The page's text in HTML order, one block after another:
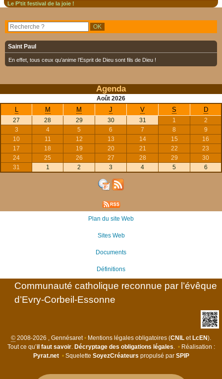
Le P’tit festival de la joie !
Saint Paul
En effet, tous ceux qu’anime l’Esprit de Dieu sont fils de Dieu !
Agenda
Août 2026
M M J V S D
27 28 29 30 31 1
2
3
4 5 6 7 8
9
10
11 12 13 14 15
16
17
18 19 20 21 22
23
24
25 26 27 28 29
30
31
1 2 3 4 5 6
Plan du site Web
Sites Web
Documents
Définitions
Communauté catholique reconnue par l’évêque
d’Evry-Corbeil-Essonne
© 2008-2026 , Gennésaret • Mentions légales obligatoires (CNIL et LcEN).
Tout ce qu’il faut savoir. Décryptage des obligations légales. • Réalisation :
Pyrat.net •Squelette SoyezCréateurs propulsé par SPIP